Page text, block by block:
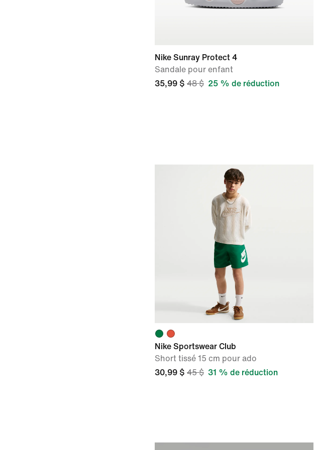
Nike Sunray Protect 4
Sandale pour enfant
35,99 $ 48 $ 25 % de réduction
Nike Sportswear Club
Short tissé 15 cm pour ado
30,99 $ 45 $ 31 % de réduction